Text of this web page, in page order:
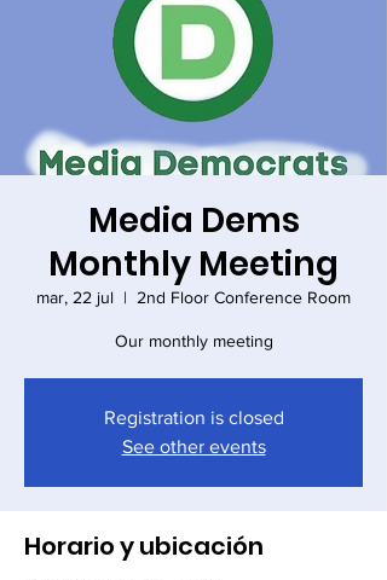
Media Dems
Monthly Meeting
mar, 22 jul
  |
2nd Floor Conference Room
Our monthly meeting
Registration is closed
See other events
Horario y ubicación